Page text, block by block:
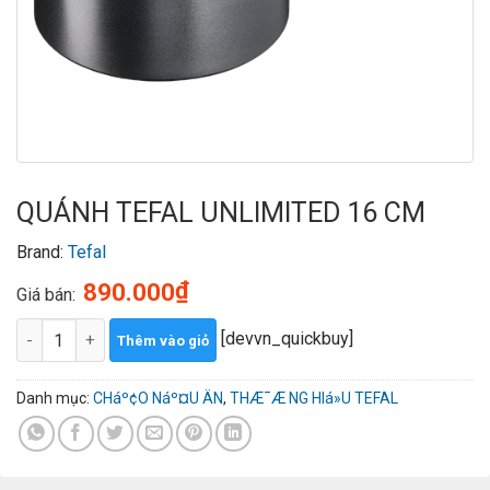
QUÁNH TEFAL UNLIMITED 16 CM
Brand: Tefal
Giá bán: 890.000₫
QUÁNH TEFAL UNLIMITED 16 CM số lượng
Thêm vào giỏ [devvn_quickbuy]
Danh mục: CHáº¢O Náº¤U ÄN, THÆ¯Æ NG HIá»U TEFAL